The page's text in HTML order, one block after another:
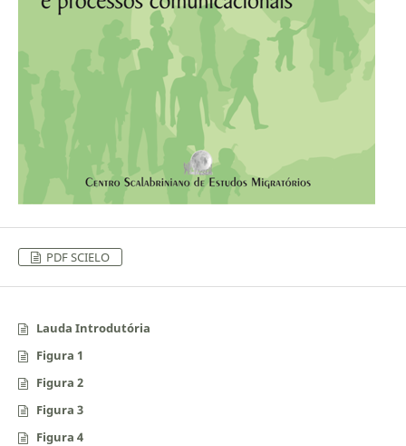
PDF SCIELO
Lauda Introdutória
Figura 1
Figura 2
Figura 3
Figura 4